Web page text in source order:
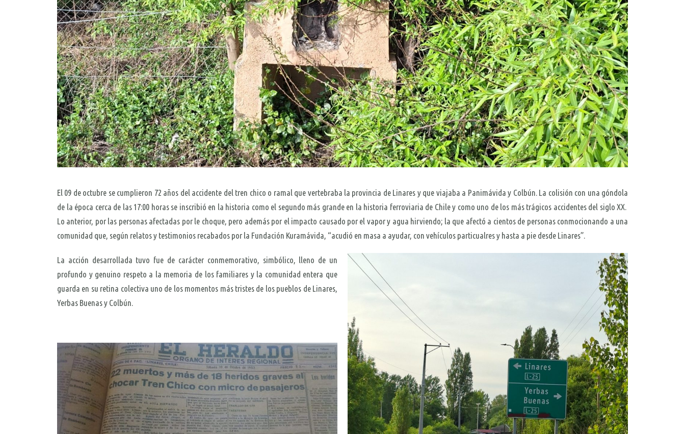
El 09 de octubre se cumplieron 72 años del accidente del tren chico o ramal que vertebraba la provincia de Linares y que viajaba a Panimávida y Colbún. La colisión con una góndola
de la época cerca de las 17:00 horas se inscribió en la historia como el segundo más grande en la historia ferroviaria de Chile y como uno de los más trágicos accidentes del siglo XX.
Lo anterior, por las personas afectadas por le choque, pero además por el impacto causado por el vapor y agua hirviendo; la que afectó a cientos de personas conmocionando a una
comunidad que, según relatos y testimonios recabados por la Fundación Kuramávida, “acudió en masa a ayudar, con vehículos particualres y hasta a pie desde Linares”.
La acción desarrollada tuvo fue de carácter conmemorativo, simbólico, lleno de un
profundo y genuino respeto a la memoria de los familiares y la comunidad entera que
guarda en su retina colectiva uno de los momentos más tristes de los pueblos de Linares,
Yerbas Buenas y Colbún.